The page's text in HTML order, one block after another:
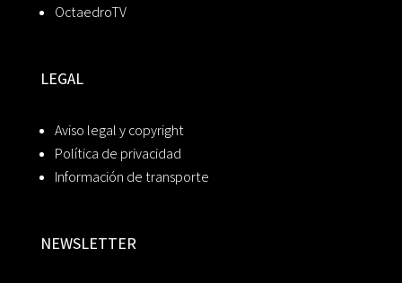
OctaedroTV
LEGAL
Aviso legal y copyright
Política de privacidad
Información de transporte
NEWSLETTER